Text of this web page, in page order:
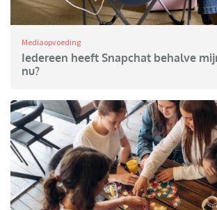
Mediaopvoeding
Iedereen heeft Snapchat behalve
nu?